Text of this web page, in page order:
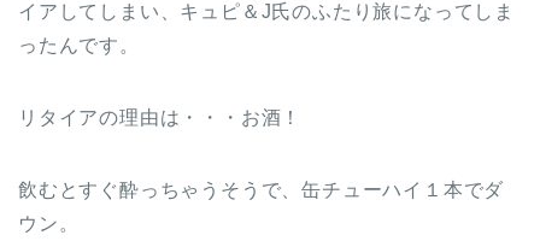
イアしてしまい、キュピ＆J氏のふたり旅になってしま
ったんです。
リタイアの理由は・・・お酒！
飲むとすぐ酔っちゃうそうで、缶チューハイ１本でダ
ウン。